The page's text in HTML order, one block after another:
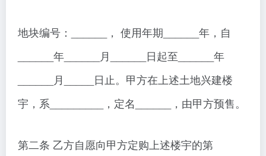
地块编号：______， 使用年期______年，自
______年______月______日起至______年
______月_____日止。甲方在上述土地兴建楼
宇，系_________，定名______，由甲方预售。
第二条 乙方自愿向甲方定购上述楼宇的第